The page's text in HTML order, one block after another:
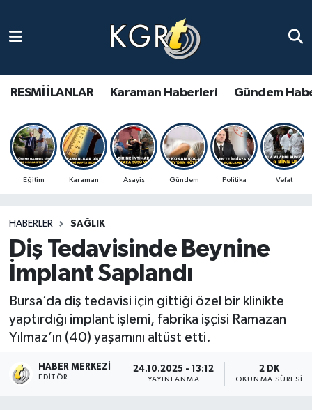
RESMİ İLANLAR Karaman Haberleri Gündem
Eğitim Karaman Asayiş Gündem Politika Vefat
HABERLER SAĞLIK
Diş Tedavisinde Beynine
İmplant Saplandı
Bursa’da diş tedavisi için gittiği özel bir klinikte
yaptırdığı implant işlemi, fabrika işçisi Ramazan
Yılmaz’ın (40) yaşamını altüst etti.
HABER MERKEZI
EDITÖR
24.10.2025 - 13:12
YAYINLANMA
2 DK
OKUNMA SÜRESI
Gündem Haberleri
Güncel Haberler
Spor Haberleri
Ulusal Haberler
Vefat Edenler